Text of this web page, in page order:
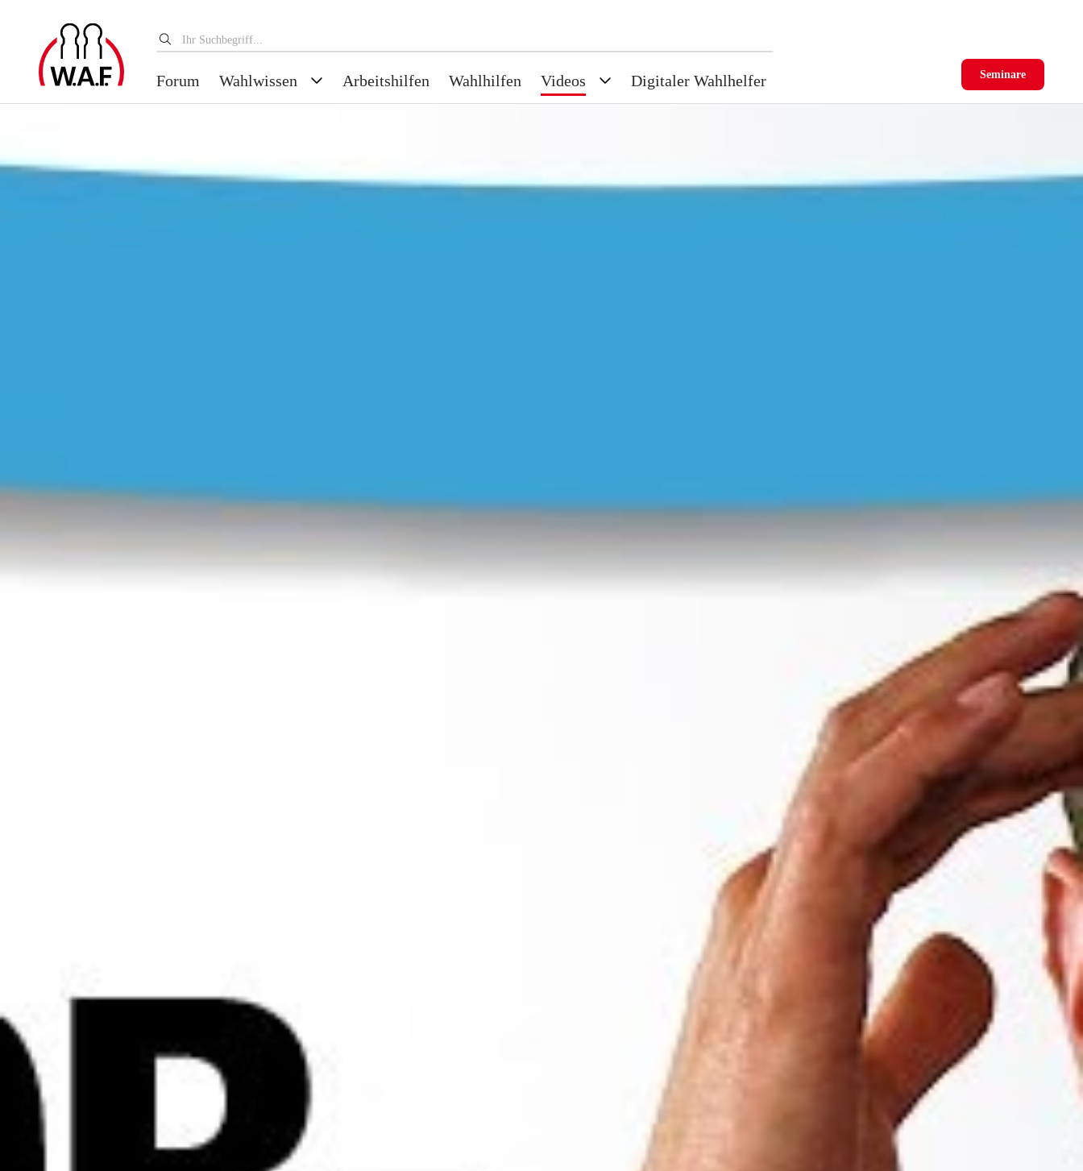
Forum Wahlwissen Arbeitshilfen Wahlhilfen Videos Digitaler Wahlhelfer Seminare